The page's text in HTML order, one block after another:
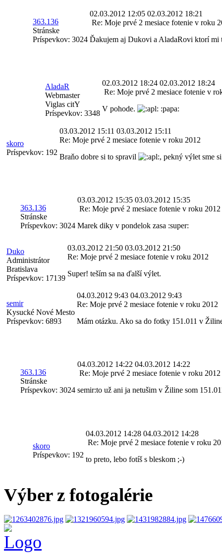
363.136
Stránske
Príspevkov: 3024
02.03.2012 12:05 02.03.2012 18:21
Re: Moje prvé 2 mesiace fotenie v roku
Ďakujem aj Dukovi a AladaRovi ktorí mi
AladaR
Webmaster
Viglas citY
Príspevkov: 3348
02.03.2012 18:24 02.03.2012 18:24
Re: Moje prvé 2 mesiace fotenie v
V pohode.
:papa:
skoro
Príspevkov: 192
03.03.2012 15:11 03.03.2012 15:11
Re: Moje prvé 2 mesiace fotenie v roku 2012
Braňo dobre si to spravil
, pekný výlet sme
363.136
Stránske
Príspevkov: 3024
03.03.2012 15:35 03.03.2012 15:35
Re: Moje prvé 2 mesiace fotenie v roku 2012
Marek diky v pondelok zasa :super:
Duko
Administrátor
Bratislava
Príspevkov: 17139
03.03.2012 21:50 03.03.2012 21:50
Re: Moje prvé 2 mesiace fotenie v roku 2012
Super! teším sa na ďalší výlet.
semir
Kysucké Nové Mesto
Príspevkov: 6893
04.03.2012 9:43 04.03.2012 9:43
Re: Moje prvé 2 mesiace fotenie v roku 2012
Mám otázku. Ako sa do fotky 151.011 v
363.136
Stránske
Príspevkov: 3024
04.03.2012 14:22 04.03.2012 14:22
Re: Moje prvé 2 mesiace fotenie v roku 2012
semir:to už ani ja netušim v Žiline som
skoro
Príspevkov: 192
04.03.2012 14:28 04.03.2012 14:28
Re: Moje prvé 2 mesiace fotenie v roku
to preto, lebo fotíš s bleskom ;-)
Výber z fotogalérie